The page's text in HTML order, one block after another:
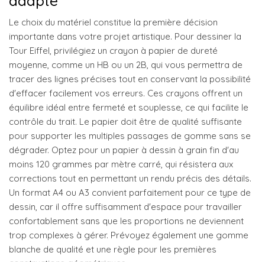
Le choix du matériel constitue la première décision
importante dans votre projet artistique. Pour dessiner la
Tour Eiffel, privilégiez un crayon à papier de dureté
moyenne, comme un HB ou un 2B, qui vous permettra de
tracer des lignes précises tout en conservant la possibilité
d'effacer facilement vos erreurs. Ces crayons offrent un
équilibre idéal entre fermeté et souplesse, ce qui facilite le
contrôle du trait. Le papier doit être de qualité suffisante
pour supporter les multiples passages de gomme sans se
dégrader. Optez pour un papier à dessin à grain fin d'au
moins 120 grammes par mètre carré, qui résistera aux
corrections tout en permettant un rendu précis des détails.
Un format A4 ou A3 convient parfaitement pour ce type de
dessin, car il offre suffisamment d'espace pour travailler
confortablement sans que les proportions ne deviennent
trop complexes à gérer. Prévoyez également une gomme
blanche de qualité et une règle pour les premières